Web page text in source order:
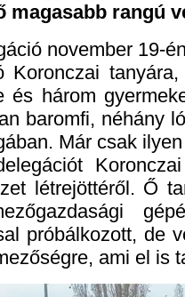
magasabb rangú
november 19-
Koronczai
és három
baromfi, néhány
Már csak
Koronczai
létrejöttéről. Ő
próbálkozott, de
ami el is